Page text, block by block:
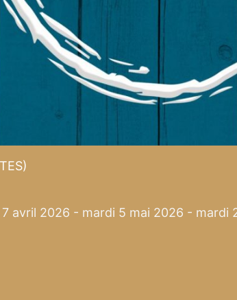
avril 2026 - mardi 5 mai 2026 - mardi